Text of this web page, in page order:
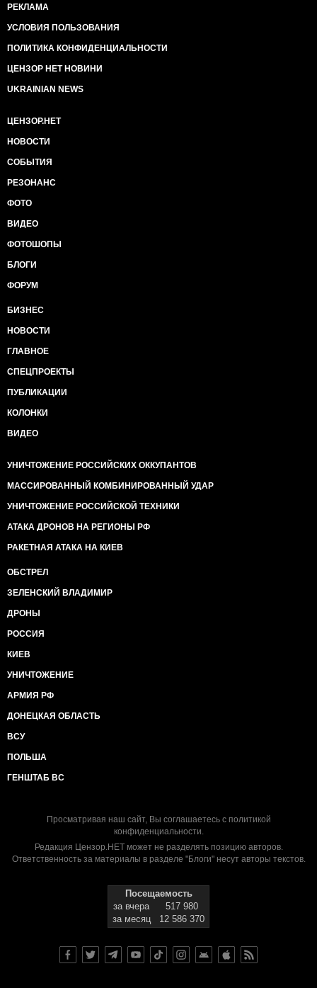
РЕКЛАМА
УСЛОВИЯ ПОЛЬЗОВАНИЯ
ПОЛИТИКА КОНФИДЕНЦИАЛЬНОСТИ
ЦЕНЗОР НЕТ НОВИНИ
UKRAINIAN NEWS
ЦЕНЗОР.НЕТ
НОВОСТИ
СОБЫТИЯ
РЕЗОНАНС
ФОТО
ВИДЕО
ФОТОШОПЫ
БЛОГИ
ФОРУМ
БИЗНЕС
НОВОСТИ
ГЛАВНОЕ
СПЕЦПРОЕКТЫ
ПУБЛИКАЦИИ
КОЛОНКИ
ВИДЕО
УНИЧТОЖЕНИЕ РОССИЙСКИХ ОККУПАНТОВ
МАССИРОВАННЫЙ КОМБИНИРОВАННЫЙ УДАР
УНИЧТОЖЕНИЕ РОССИЙСКОЙ ТЕХНИКИ
АТАКА ДРОНОВ НА РЕГИОНЫ РФ
РАКЕТНАЯ АТАКА НА КИЕВ
ОБСТРЕЛ
ЗЕЛЕНСКИЙ ВЛАДИМИР
ДРОНЫ
РОССИЯ
КИЕВ
УНИЧТОЖЕНИЕ
АРМИЯ РФ
ДОНЕЦКАЯ ОБЛАСТЬ
ВСУ
ПОЛЬША
ГЕНШТАБ ВС
Просматривая наш сайт, Вы соглашаетесь с политикой
конфиденциальности.
Редакция Цензор.НЕТ может не разделять позицию авторов.
Ответственность за материалы в разделе "Блоги" несут авторы текстов.
Посещаемость
за вчера
517 980
за месяц
12 586 370